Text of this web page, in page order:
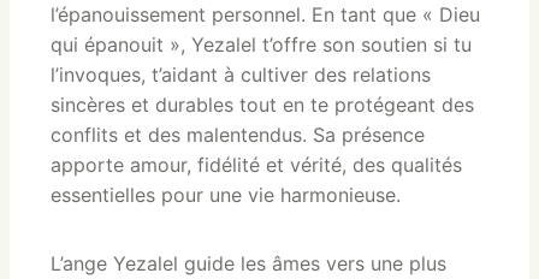
l’épanouissement personnel. En tant que « Dieu
qui épanouit », Yezalel t’offre son soutien si tu
l’invoques, t’aidant à cultiver des relations
sincères et durables tout en te protégeant des
conflits et des malentendus. Sa présence
apporte amour, fidélité et vérité, des qualités
essentielles pour une vie harmonieuse.
L’ange Yezalel guide les âmes vers une plus